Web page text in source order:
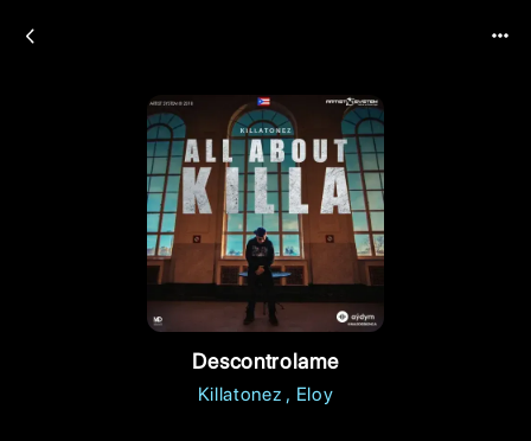
Descontrolame
Killatonez Eloy